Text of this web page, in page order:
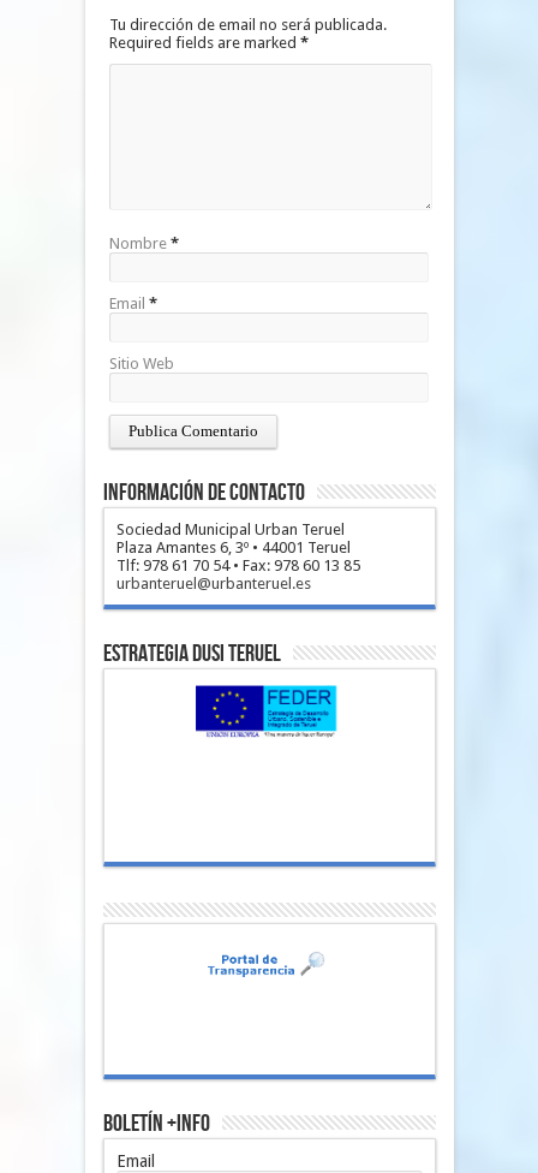
Tu dirección de email no será publicada.
Required fields are marked *
Nombre *
Email *
Sitio Web
Información de Contacto
Sociedad Municipal Urban Teruel
Plaza Amantes 6, 3º • 44001 Teruel
Tlf: 978 61 70 54 • Fax: 978 60 13 85
urbanteruel@urbanteruel.es
Estrategia DUSI Teruel
Boletín +Info
Email